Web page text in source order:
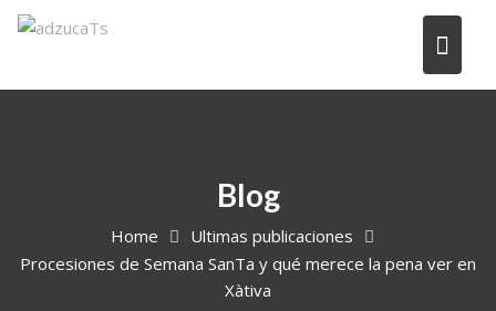
Blog
Home
Ultimas publicaciones
Procesiones de Semana SanTa y qué merece la pena ver en
Xàtiva